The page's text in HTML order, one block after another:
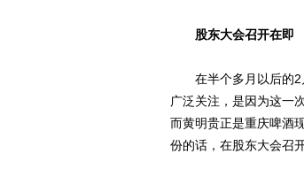
股东大会召开在即
在半个多月以后的2
广泛关注，是因为这一
而黄明贵正是重庆啤酒
份的话，在股东大会召